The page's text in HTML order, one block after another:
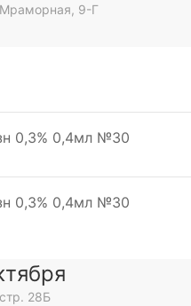
9-Г
0,3% 0,4мл №30
0,3% 0,4мл №30
28Б